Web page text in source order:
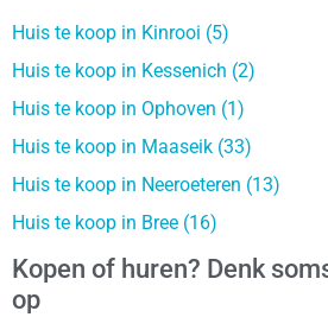
Huis te koop in Kinrooi (5)
Huis te koop in Kessenich (2)
Huis te koop in Ophoven (1)
Huis te koop in Maaseik (33)
Huis te koop in Neeroeteren (13)
Huis te koop in Bree (16)
Kopen of huren? Denk
op